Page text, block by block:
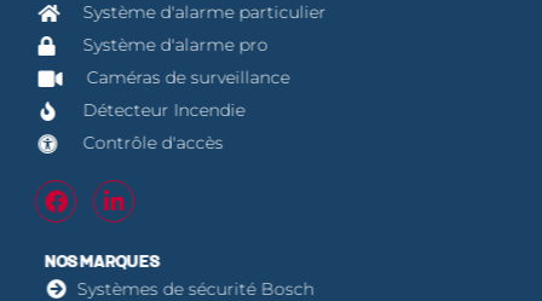
Système d'alarme particulier
Système d'alarme pro
Caméras de surveillance
Détecteur Incendie
Contrôle d'accès
NOS MARQUES
Systèmes de sécurité Bosch